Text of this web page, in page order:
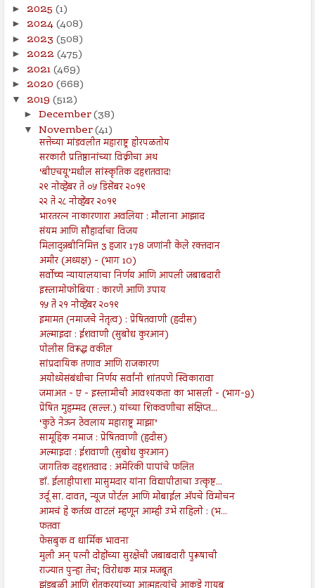
► 2025 (1)
► 2024(408)
► 2023 (508)
► 2022 (475)
► 2021(469)
► 2020 (668)
▼ 2019 (512)
► December(38)
▼ November(41)
सत्तेच्या मांडवलीत महाराष्ट्र होरपळतोय
सरकारी प्रतिष्ठानांच्या विक्रीचा अथ
‘बीएचयू’मधील सांस्कृतिक दहशतवाद!
२९ नोव्हेंबर ते ०५ डिसेंबर २०१९
२२ ते २८ नोव्हेंबर २०१९
भारतरत्न नाकारणारा अवलिया : मौलाना आझाद
संयम आणि सौहार्दाचा विजय
मिलादुन्नबीनिमित्त 3 हजार 178 जणांनी केले रक्तदान
अमीर (अध्यक्ष) - (भाग 10)
सर्वोच्च न्यायालयाचा निर्णय आणि आपली जबाबदारी
इस्लामोफोबिया : कारणे आणि उपाय
१५ ते २१ नोव्हेंबर २०१९
इमामत (नमाजचे नेतृत्व) : प्रेषितवाणी (हदीस)
अल्माइदा : ईशवाणी (सुबोध कुरआन)
पोलीस विरूद्ध वकील
सांप्रदायिक तणाव आणि राजकारण
अयोध्येसंबंधीचा निर्णय सर्वांनी शांतपणे स्विकारावा
जमाअत - ए - इस्लामीची आवश्यकता का भासली - (भाग-9)
प्रेषित मुहम्मद (सल्ल.) यांच्या शिकवणीचा संक्षिप्त...
‘कुठे नेऊन ठेवलाय महाराष्ट्र माझा’
सामूहिक नमाज : प्रेषितवाणी (हदीस)
अल्माइदा : ईशवाणी (सुबोध कुरआन)
जागतिक दहशतवाद : अमेरिकी पापांचे फलित
डॉ. ईलाहीपाशा मासुमदार यांना विद्यापीठाचा उत्कृष्ट...
उर्दू सा. दावत, न्यूज पोर्टल आणि मोबाईल अ‍ॅपचे विमोचन
आमचं हे कर्तव्य वाटलं म्हणून आम्ही उभे राहिलो : (भ...
फतवा
फेसबुक व धार्मिक भावना
मुली अन् पत्नी दोहोंच्या सुरक्षेची जबाबदारी पुरूषाची
राज्यात पुन्हा तेच; विरोधक मात्र मजबूत